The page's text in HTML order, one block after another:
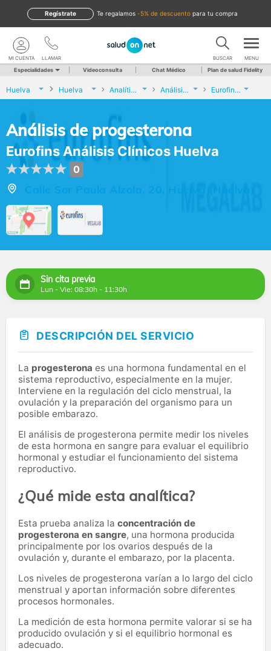
te regalamos -5% de descuento para tu compra
Regístrate
LLAMAR
MI CUENTA BUSCAR MENU
Especialidades Videoconsulta Chat Médico Plan de salud Fidelity
Huelva Huelva Analíticas y Genética Análisis de progesterona Eurofins Análisis Clínicos Huelva
Análisis de progesterona
Eurofins Análisis Clínicos Huelva
0
Calle Sor Paula Alzola, 20, Huelva (Huelva)
Sin cita previa
Lun - Vie: 08:30h - 11:30h
DESCRIPCIÓN DEL SERVICIO
La progesterona es una hormona fundamental en el
sistema reproductivo, especialmente en la mujer.
Interviene en la regulación del ciclo menstrual, la
ovulación y la preparación del organismo para un
posible embarazo.
El análisis de progesterona permite medir los niveles
de esta hormona en sangre para evaluar el equilibrio
hormonal y estudiar el funcionamiento del sistema
reproductivo.
¿Qué mide esta analítica?
Esta prueba analiza la concentración de
progesterona en sangre, una hormona producida
principalmente por los ovarios después de la
ovulación y, durante el embarazo, por la placenta.
Los niveles de progesterona varían a lo largo del ciclo
menstrual y aportan información sobre diferentes
procesos hormonales.
La medición de esta hormona permite valorar si se ha
producido ovulación y si el equilibrio hormonal es
adecuado.